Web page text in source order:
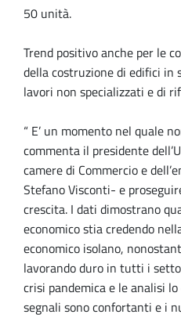
50 unità.
Trend positivo anche per le
della costruzione di edifici in
lavori non specializzati e di
“ E’ un momento nel quale
commenta il presidente
camere di Commercio e
Stefano Visconti- e
crescita. I dati dimostrano
economico stia credendo
economico isolano,
lavorando duro in tutti i
crisi pandemica e le analisi
segnali sono confortanti e i